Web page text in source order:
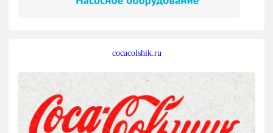
cocacolshik.ru